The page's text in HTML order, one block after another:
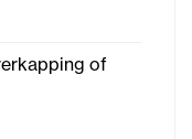
of